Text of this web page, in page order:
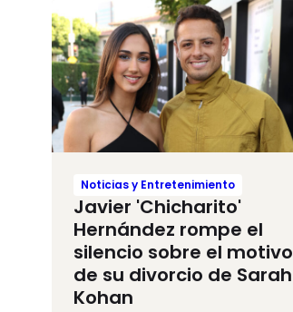
Noticias y Entretenimiento
Javier 'Chicharito'
Hernández rompe el
silencio sobre el motivo
de su divorcio de Sarah
Kohan